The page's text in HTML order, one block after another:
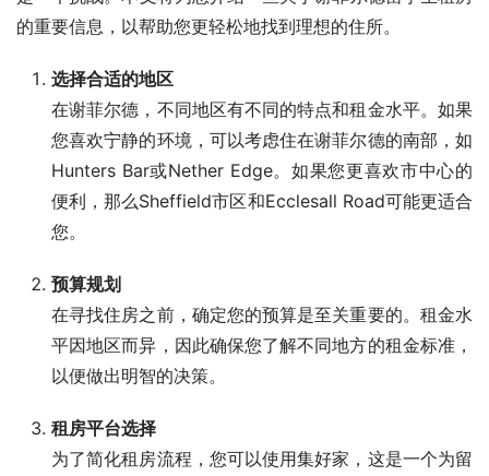
的重要信息，以帮助您更轻松地找到理想的住所。
选择合适的地区
在谢菲尔德，不同地区有不同的特点和租金水平。如果
您喜欢宁静的环境，可以考虑住在谢菲尔德的南部，如
Hunters Bar或Nether Edge。如果您更喜欢市中心的
便利，那么Sheffield市区和Ecclesall Road可能更适合
您。
预算规划
在寻找住房之前，确定您的预算是至关重要的。租金水
平因地区而异，因此确保您了解不同地方的租金标准，
以便做出明智的决策。
租房平台选择
为了简化租房流程，您可以使用集好家，这是一个为留